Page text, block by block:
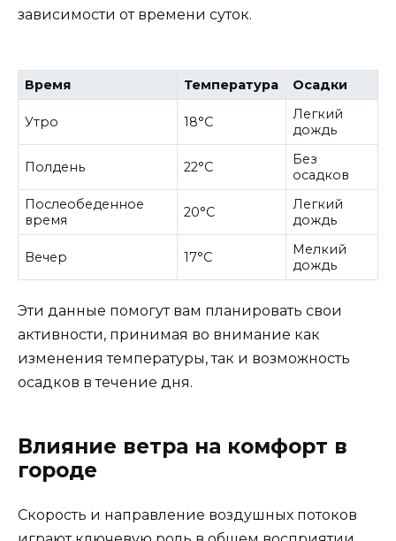
зависимости от времени суток.
Время Температура Осадки
Утро 18°C
Легкий
дождь
Полдень 22°C
Без
осадков
Послеобеденное
время
20°C
Легкий
дождь
Вечер 17°C
Мелкий
дождь
Эти данные помогут вам планировать свои
активности, принимая во внимание как
изменения температуры, так и возможность
осадков в течение дня.
Влияние ветра на комфорт в
городе
Скорость и направление воздушных потоков